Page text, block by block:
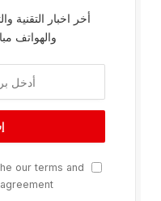
أخر اخبار التقنية
والهواتف
our terms and